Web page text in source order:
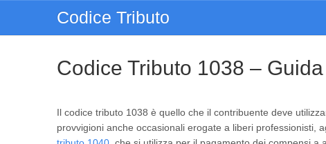
Codice Tributo
Codice Tributo 1038 – Guida
Il codice tributo 1038 è quello che il contribuente deve
provvigioni anche occasionali erogate a liberi professionisti,